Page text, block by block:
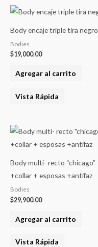
Body encaje triple tira negro
Bodies
$19,000.00
Agregar al carrito
Vista Rápida
Body multi- recto “chicago”
+collar + esposas +antifaz
Bodies
$29,900.00
Agregar al carrito
Vista Rápida